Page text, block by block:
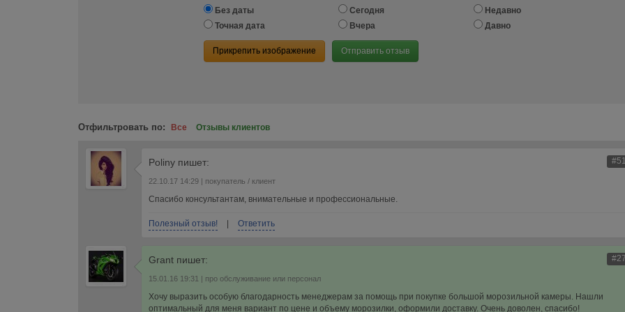
Без даты
Сегодня
Недавно
Точная дата
Вчера Давно
Прикрепить изображение Отправить отзыв
Отфильтровать по: Все Отзывы клиентов
Poliny пишет:
22.10.17 14:29 | покупатель / клиент
Спасибо консультантам, внимательные и профессиональные.
Полезный отзыв! Ответить
Grant пишет:
15.01.16 19:31 | про обслуживание или персонал
Хочу выразить особую благодарность менеджерам за помощь при покупке большой морозильной камеры. Нашли
оптимальный для меня вариант по цене и объему морозилки, оформили доставку. Очень доволен, спасибо!